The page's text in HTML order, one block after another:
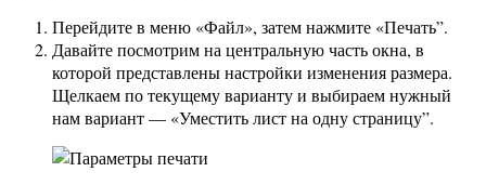
Перейдите в меню «Файл», затем нажмите «Печать”.
Давайте посмотрим на центральную часть окна, в
которой представлены настройки изменения размера.
Щелкаем по текущему варианту и выбираем нужный
нам вариант — «Уместить лист на одну страницу”.